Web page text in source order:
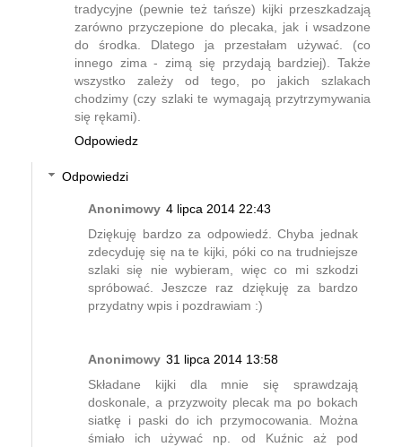
tradycyjne (pewnie też tańsze) kijki przeszkadzają
zarówno przyczepione do plecaka, jak i wsadzone
do środka. Dlatego ja przestałam używać. (co
innego zima - zimą się przydają bardziej). Także
wszystko zależy od tego, po jakich szlakach
chodzimy (czy szlaki te wymagają przytrzymywania
się rękami).
Odpowiedz
Odpowiedzi
Anonimowy 4 lipca 2014 22:43
Dziękuję bardzo za odpowiedź. Chyba jednak
zdecyduję się na te kijki, póki co na trudniejsze
szlaki się nie wybieram, więc co mi szkodzi
spróbować. Jeszcze raz dziękuję za bardzo
przydatny wpis i pozdrawiam :)
Anonimowy 31 lipca 2014 13:58
Składane kijki dla mnie się sprawdzają
doskonale, a przyzwoity plecak ma po bokach
siatkę i paski do ich przymocowania. Można
śmiało ich używać np. od Kuźnic aż pod